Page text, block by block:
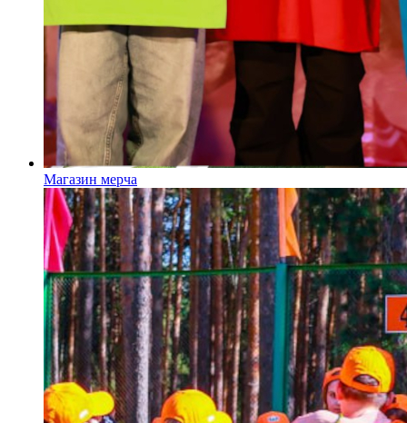
Магазин мерча